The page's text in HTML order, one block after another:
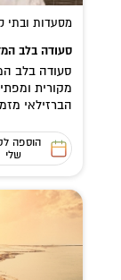
מסעדות ובתי
סעודה בלב
סעודה בלב
מקורית
הברזילאי
הוספה
שלי